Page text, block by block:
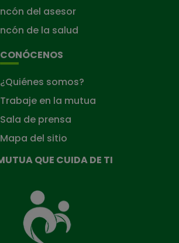
del asesor
de la salud
CONÓCENOS
¿Quiénes somos?
Trabaje en la mutua
Sala de prensa
Mapa del sitio
QUE CUIDA DE TI
Mutua
que
cuida
de